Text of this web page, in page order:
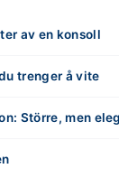
av en konsoll
trenger å vite
Större, men